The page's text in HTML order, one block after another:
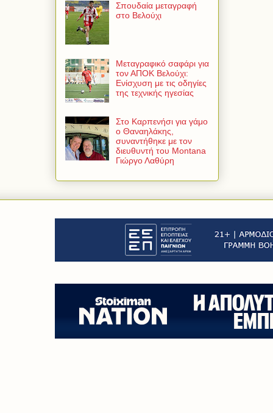
Σπουδαία μεταγραφή
στο Βελούχι
Μεταγραφικό σαφάρι για
τον ΑΠΟΚ Βελούχι:
Ενίσχυση με τις οδηγίες
της τεχνικής ηγεσίας
Στο Καρπενήσι για γάμο
ο Θαναηλάκης,
συναντήθηκε με τον
διευθυντή του Montana
Γιώργο Λαθύρη